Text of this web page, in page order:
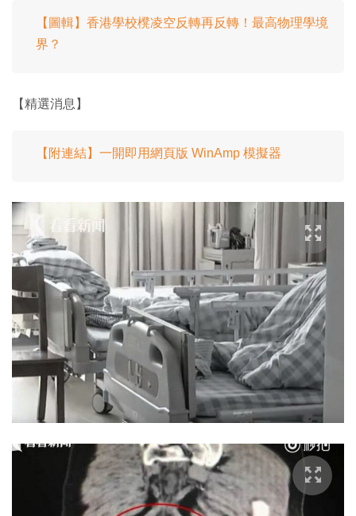
【圖輯】香港學校櫈凌空反轉再反轉！最高物理學境
界？
【精選消息】
【附連結】一開即用網頁版 WinAmp 模擬器